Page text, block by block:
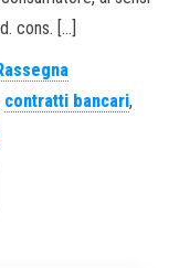
cons. […]
contratti bancari,